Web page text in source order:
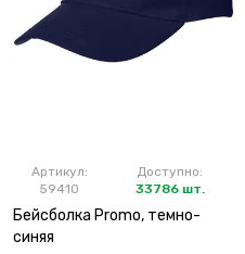
Артикул:
59410
Доступно:
33786 шт.
Бейсболка Promo, темно-
синяя